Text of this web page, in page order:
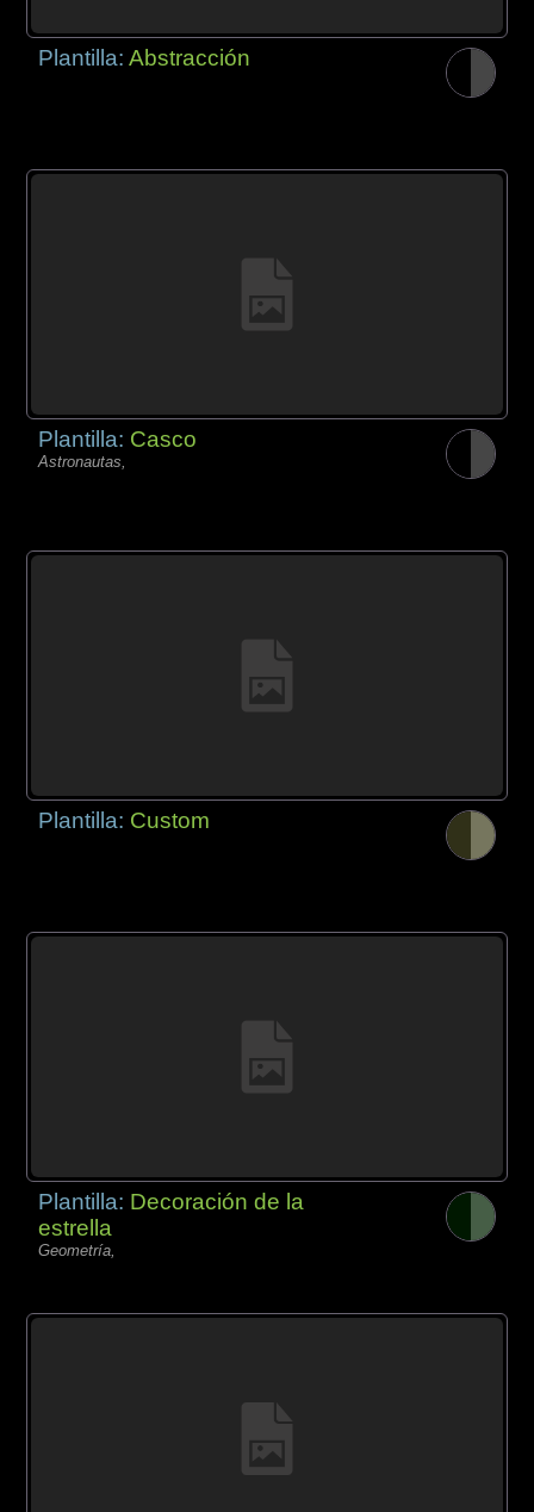
Plantilla:Abstracción
Plantilla: Casco
Astronautas,
Plantilla: Custom
Plantilla: Decoración de la
estrella
Geometría,